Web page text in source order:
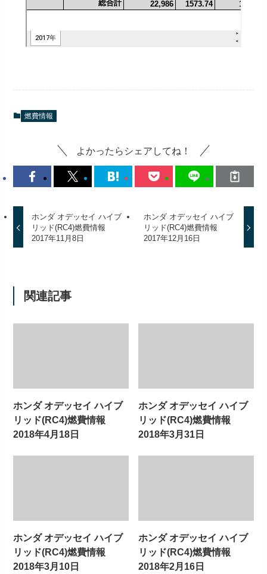
燃費情報
よかったらシェアしてね！
ホンダ オデッセイ ハイブ
リッド(RC4)燃費情報
2017年11月8日
ホンダ オデッセイ ハイブ
リッド(RC4)燃費情報
2017年12月16日
関連記事
ホンダ オデッセイ ハイブ
リッド(RC4)燃費情報
2018年4月18日
ホンダ オデッセイ ハイブ
リッド(RC4)燃費情報
2018年3月31日
ホンダ オデッセイ ハイブ
リッド(RC4)燃費情報
2018年3月10日
ホンダ オデッセイ ハイブ
リッド(RC4)燃費情報
2018年2月16日